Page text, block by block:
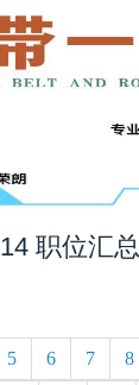
职位汇总
5 6 7 8